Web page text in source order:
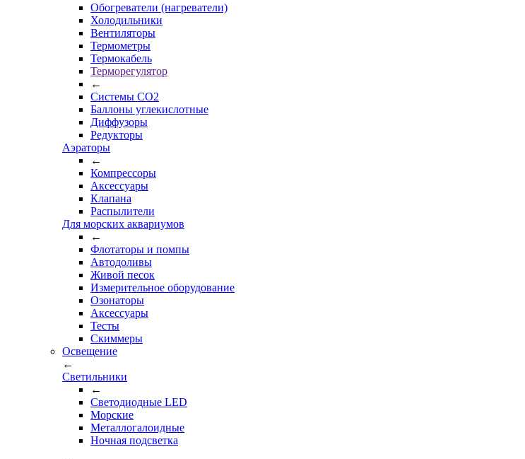
Обогреватели (нагреватели)
Холодильники
Вентиляторы
Термометры
Термокабель
Терморегулятор
←
Системы CO2
Баллоны углекислотные
Диффузоры
Редукторы
Аэраторы
←
Компрессоры
Аксессуары
Клапана
Распылители
Для морских аквариумов
←
Флотаторы и помпы
Автодоливы
Живой песок
Измерительное оборудование
Озонаторы
Аксессуары
Тесты
Cкиммеры
Освещение
←
Светильники
←
Cветодиодные LED
Морские
Металлогалоидные
Ночная подсветка